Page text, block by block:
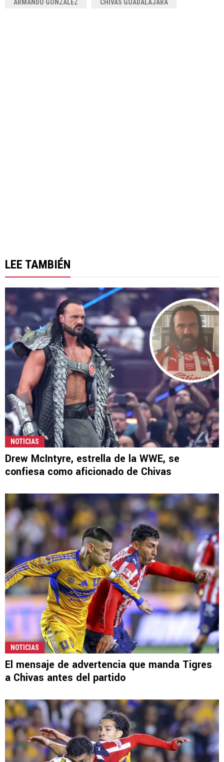
ARMANDO GONZÁLEZ CHIVAS GUADALAJARA
LEE TAMBIÉN
NOTICIAS
Drew McIntyre, estrella de la WWE, se
confiesa como aficionado de Chivas
NOTICIAS
El mensaje de advertencia que manda Tigres
a Chivas antes del partido